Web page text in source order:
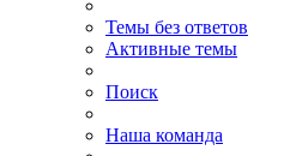
Темы без ответов
Активные темы
Поиск
Наша команда